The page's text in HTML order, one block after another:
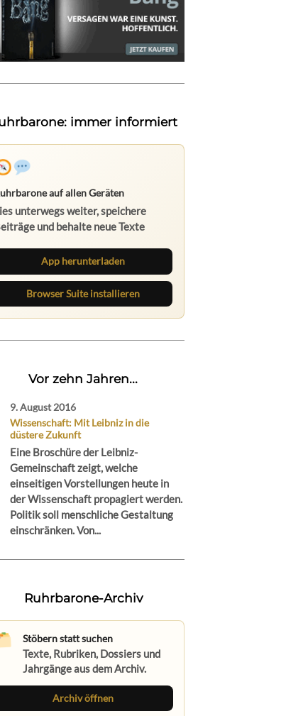
immer informiert
auf allen Geräten
unterwegs weiter, speichere
und behalte neue Texte
App herunterladen
Browser Suite installieren
Vor zehn Jahren...
9. August 2016
Wissenschaft: Mit Leibniz in die
düstere Zukunft
Eine Broschüre der Leibniz-
Gemeinschaft zeigt, welche
einseitigen Vorstellungen heute in
der Wissenschaft propagiert werden.
Politik soll menschliche Gestaltung
einschränken. Von...
Ruhrbarone-Archiv
Stöbern statt suchen
Texte, Rubriken, Dossiers und
Jahrgänge aus dem Archiv.
Archiv öffnen